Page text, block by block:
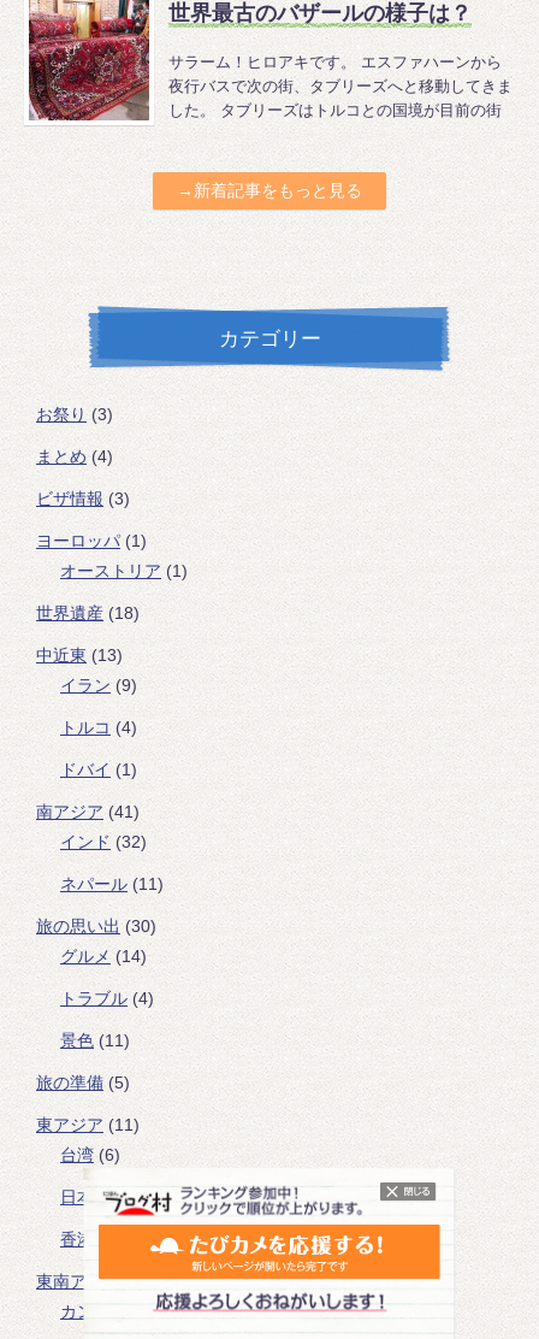
世界最古のバザールの様子は？
サラーム！ヒロアキです。 エスファハーンから
夜行バスで次の街、タブリーズへと移動してきま
した。 タブリーズはトルコとの国境が目前の街
→新着記事をもっと見る
カテゴリー
お祭り (3)
まとめ(4)
ビザ情報 (3)
ヨーロッパ(1)
オーストリア (1)
世界遺産 (18)
中近東 (13)
イラン (9)
トルコ (4)
ドバイ (1)
南アジア (41)
インド (32)
ネパール (11)
旅の思い出(30)
グルメ (14)
トラブル (4)
景色 (11)
旅の準備 (5)
東アジア (11)
台湾 (6)
日本 (1)
香港
東南アジア(53)
カンボジア
(8)